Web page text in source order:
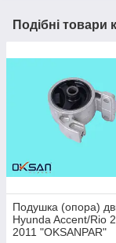
Подібні товари
Подушка (опора)
Hyunda Accent/Rio
2011 "OKSANPAR"